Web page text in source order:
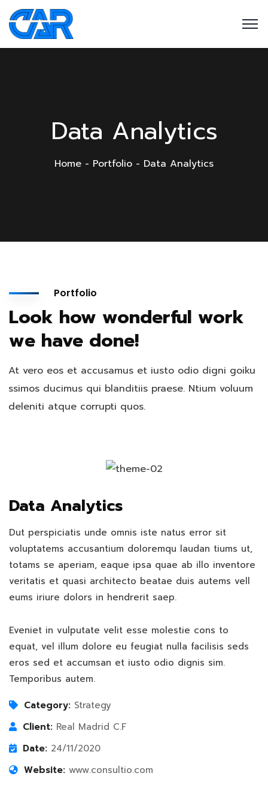
Data Analytics
Home Portfolio Data Analytics
Portfolio
Look how wonderful work
we have done!
At vero eos et accusamus et iusto odio digni goiku
ssimos ducimus qui blanditiis praese. Ntium voluum
deleniti atque corrupti quos.
Data Analytics
Dut perspiciatis unde omnis iste natus error sit
voluptatems accusantium doloremqu laudan tiums ut,
totams se aperiam, eaque ipsa quae ab illo inventore
veritatis et quasi architecto beatae duis autems vell
eums iriure dolors in hendrerit saep.
Eveniet in vulputate velit esse molestie cons to
equat, vel illum dolore eu feugiat nulla facilisis seds
eros sed et accumsan et iusto odio dignis sim.
Temporibus autem.
Category: Strategy
Client: Real Madrid C.F
Date: 24/11/2020
Website: www.consultio.com